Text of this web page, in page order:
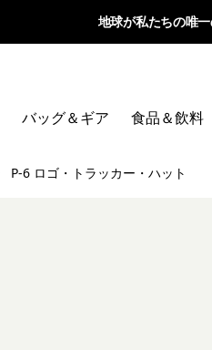
地球が私たちの唯
バッグ＆ギア 食品＆飲料
P-6 ロゴ・トラッカー・ハット